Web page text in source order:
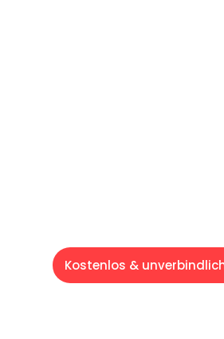
Kostenlos &